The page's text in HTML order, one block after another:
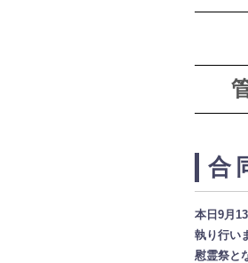
合
本日9月
執り行い
慰霊祭と